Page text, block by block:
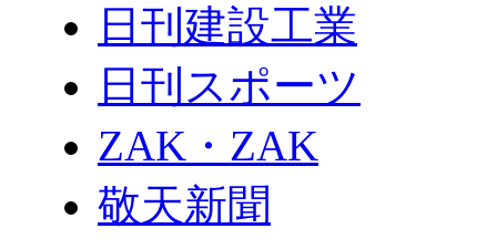
日刊建設工業
日刊スポーツ
ZAK・ZAK
敬天新聞